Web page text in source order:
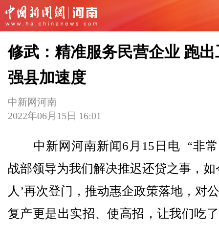
修武：精准服务民营企业 跑出
强县加速度
中新网河南
2022年06月15日 16:01
中新网河南新闻6月15日电 “非常
战部领导为我们解决推迟还贷之事，如
人’再次登门，推动惠企政策落地，对
复产更是出实招、使高招，让我们吃